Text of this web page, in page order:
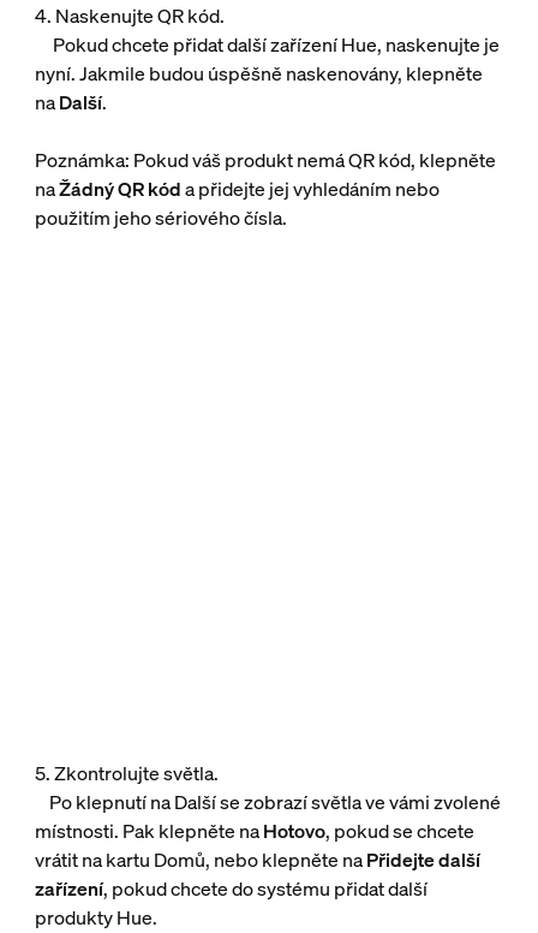
4. Naskenujte QR kód.
Pokud chcete přidat další zařízení Hue, naskenujte je
nyní. Jakmile budou úspěšně naskenovány, klepněte
naDalší.
Poznámka: Pokud váš produkt nemá QR kód, klepněte
naŽádný QR kóda přidejte jej vyhledáním nebo
použitím jeho sériového čísla.
5. Zkontrolujte světla.
Po klepnutí na Další se zobrazí světla ve vámi zvolené
místnosti. Pak klepněte naHotovo, pokud se chcete
vrátit na kartu Domů, nebo klepněte naPřidejte další
zařízení, pokud chcete do systému přidat další
produkty Hue.